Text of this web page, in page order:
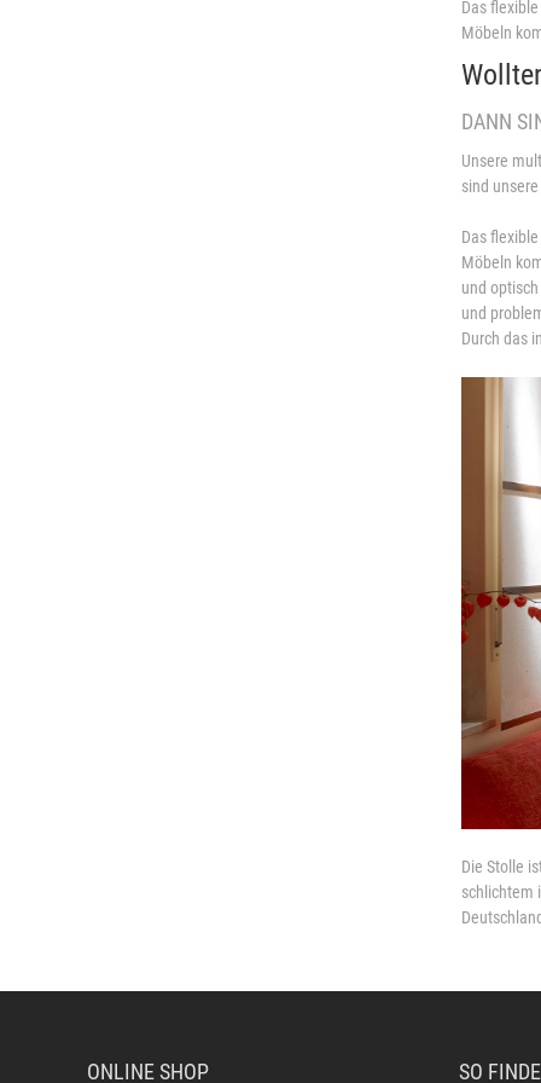
Das
Möbeln
DANN
Unsere
sind
Das
Möbeln
und
und
Durch das
Die Stolle
schlichtem
ONLINE SHOP SO